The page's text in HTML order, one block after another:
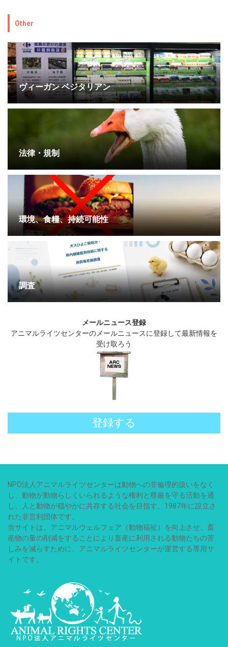
Other
ヴィーガン ベジタリアン
法律・規制
環境、食糧、持続可能性
調査
メールニュース登録
アニマルライツセンターのメールニュースに登録して最新情報を
受け取ろう
登録する
NPO法人アニマルライツセンターは動物への非倫理的扱いをなく
し、動物が動物らしくいられるような権利と尊厳を守る活動を通
し、人と動物が穏やかに共存する社会を目指す、1987年に設立さ
れた非営利団体です。
当サイトは、アニマルウェルフェア（動物福祉）を向上させ、畜
産物の量の削減をすることにより畜産に利用される動物たちの苦
しみを減らすために、アニマルライツセンターが運営する専用サ
イトです。